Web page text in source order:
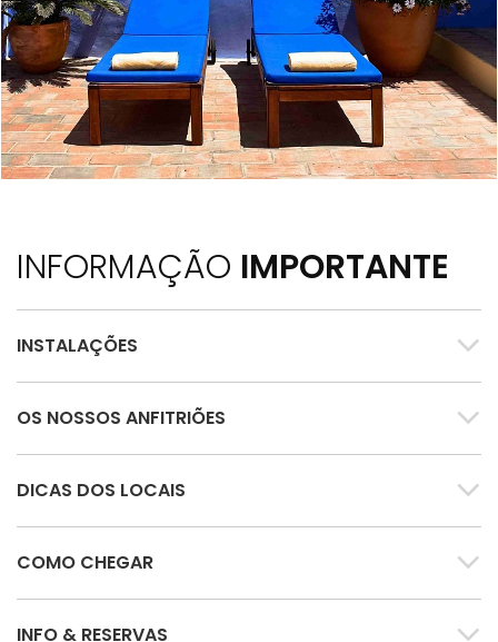
INFORMAÇÃO IMPORTANTE
INSTALAÇÕES
OS NOSSOS ANFITRIÕES
DICAS DOS LOCAIS
COMO CHEGAR
INFO & RESERVAS